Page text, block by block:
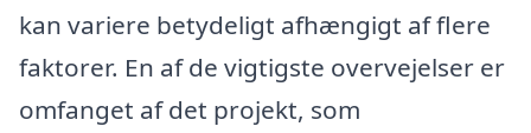
kan variere betydeligt afhængigt af flere
faktorer. En af de vigtigste overvejelser er
omfanget af det projekt, som